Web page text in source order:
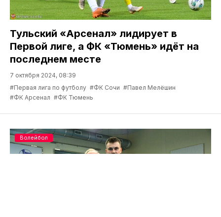
Тульский «Арсенал» лидирует в
Первой лиге, а ФК «Тюмень» идёт на
последнем месте
7 октября 2024, 08:39
#Первая лига по футболу #ФК Сочи #Павел Мелёшин
#ФК Арсенал #ФК Тюмень
Волейбол